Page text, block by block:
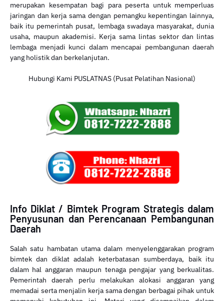
merupakan kesempatan bagi para peserta untuk memperluas
jaringan dan kerja sama dengan pemangku kepentingan lainnya,
baik itu pemerintah pusat, lembaga swadaya masyarakat, dunia
usaha, maupun akademisi. Kerja sama lintas sektor dan lintas
lembaga menjadi kunci dalam mencapai pembangunan daerah
yang holistik dan berkelanjutan.
Hubungi Kami PUSLATNAS (Pusat Pelatihan Nasional)
Info Diklat / Bimtek Program Strategis dalam
Penyusunan dan Perencanaan Pembangunan
Daerah
Salah satu hambatan utama dalam menyelenggarakan program
bimtek dan diklat adalah keterbatasan sumberdaya, baik itu
dalam hal anggaran maupun tenaga pengajar yang berkualitas.
Pemerintah daerah perlu melakukan alokasi anggaran yang
memadai serta menjalin kerja sama dengan berbagai pihak untuk